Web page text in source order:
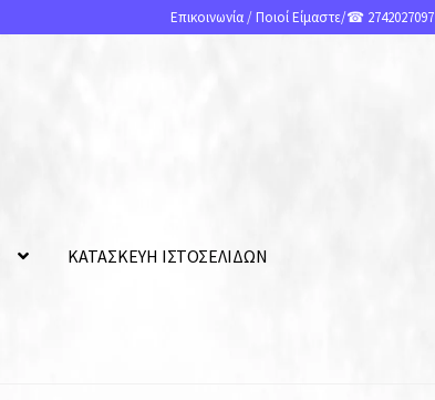
Επικοινωνία/ Ποιοί Είμαστε/☎ 2742027097
ΚΑΤΑΣΚΕΥΗ ΙΣΤΟΣΕΛΙΔΩΝ